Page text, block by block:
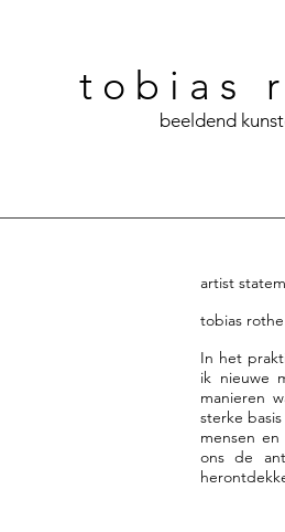
t o b i a s r
beeldend
artist
tobias rothe
In het
ik nieuwe
manieren
sterke
mensen
ons de